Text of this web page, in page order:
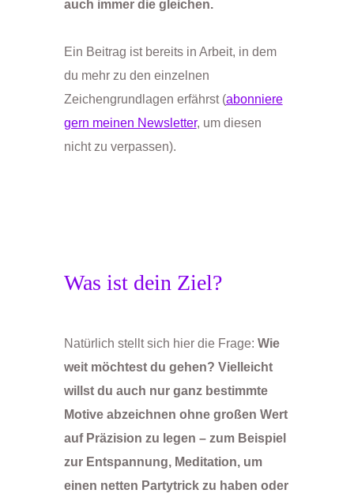
auch immer die gleichen.
Ein Beitrag ist bereits in Arbeit, in dem
du mehr zu den einzelnen
Zeichengrundlagen erfährst (abonniere
gern meinen Newsletter, um diesen
nicht zu verpassen).
Was ist dein Ziel?
Natürlich stellt sich hier die Frage: Wie
weit möchtest du gehen? Vielleicht
willst du auch nur ganz bestimmte
Motive abzeichnen ohne großen Wert
auf Präzision zu legen – zum Beispiel
zur Entspannung, Meditation, um
einen netten Partytrick zu haben oder